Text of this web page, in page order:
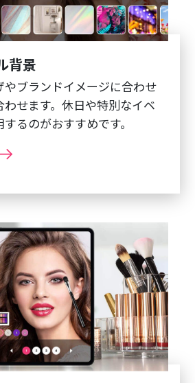
背景
やブランドイメージに合わせ
せます。休日や特別なイベ
るのがおすすめです。